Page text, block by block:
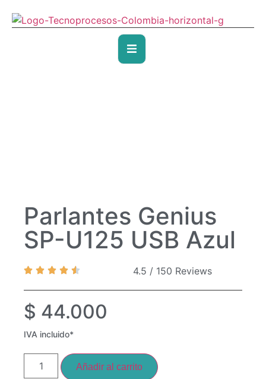
Parlantes Genius
SP-U125 USB Azul
4.5 / 150 Reviews
$ 44.000
IVA incluido*
Añadir al carrito